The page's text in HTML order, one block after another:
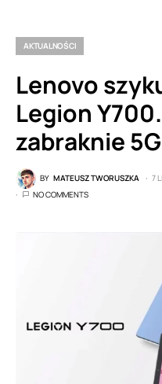
AKTUALNOŚCI
Lenovo
Legion
zabraknie 5G
BY MATEUSZ TWORUSZKA 7
NO COMMENTS